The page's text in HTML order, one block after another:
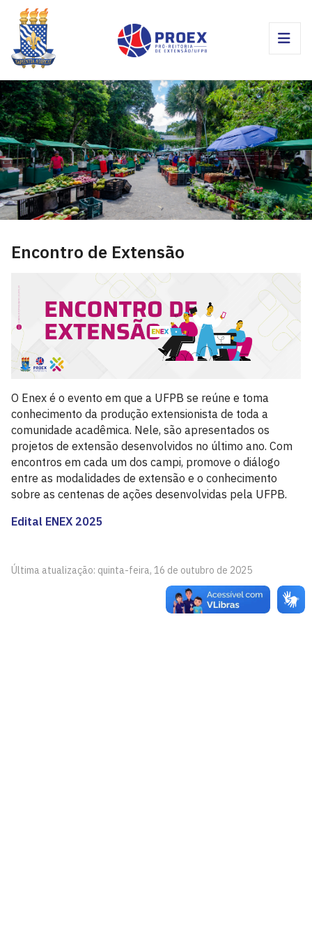
Encontro de Extensão
O Enex é o evento em que a UFPB se reúne e toma
conhecimento da produção extensionista de toda a
comunidade acadêmica. Nele, são apresentados os
projetos de extensão desenvolvidos no último ano. Com
encontros em cada um dos campi, promove o diálogo
entre as modalidades de extensão e o conhecimento
sobre as centenas de ações desenvolvidas pela UFPB.
Edital ENEX 2025
Última atualização: quinta-feira, 16 de outubro de 2025